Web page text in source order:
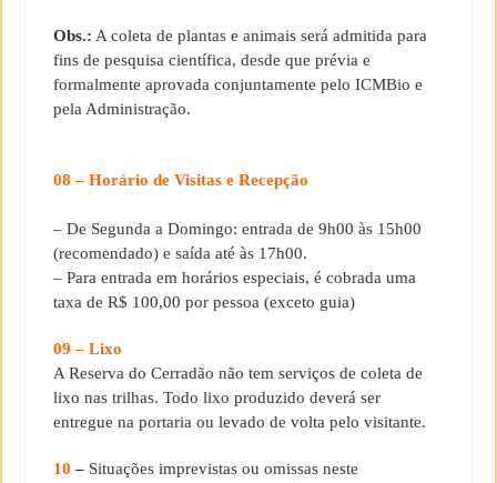
Obs.: A coleta de plantas e animais será admitida para
fins de pesquisa científica, desde que prévia e
formalmente aprovada conjuntamente pelo ICMBio e
pela Administração.
08 – Horário de Visitas e Recepção
– De Segunda a Domingo: entrada de 9h00 às 15h00
(recomendado) e saída até às 17h00.
– Para entrada em horários especiais, é cobrada uma
taxa de R$ 100,00 por pessoa (exceto guia)
09 – Lixo
A Reserva do Cerradão não tem serviços de coleta de
lixo nas trilhas. Todo lixo produzido deverá ser
entregue na portaria ou levado de volta pelo visitante.
10 – Situações imprevistas ou omissas neste